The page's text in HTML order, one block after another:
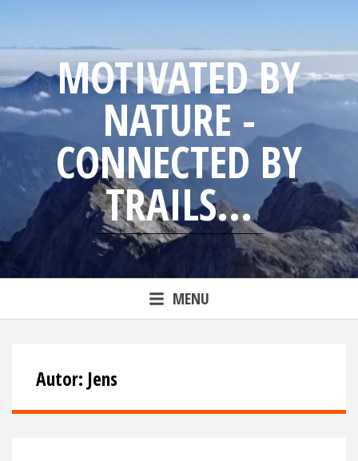
content
MOTIVATED BY
NATURE -
CONNECTED BY
TRAILS...
Blog from trailrunning Jens
MENU
Autor: Jens